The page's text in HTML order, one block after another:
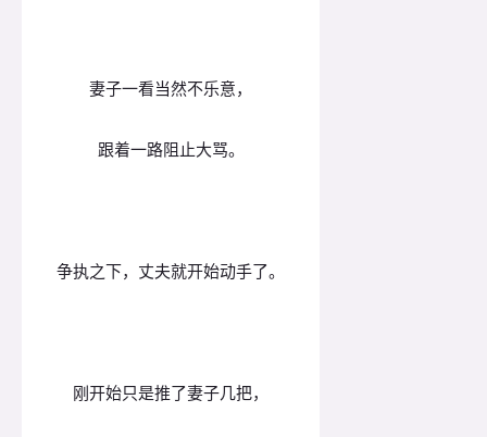
妻子一看当然不乐意，
跟着一路阻止大骂。
争执之下，丈夫就开始动手了。
刚开始只是推了妻子几把，